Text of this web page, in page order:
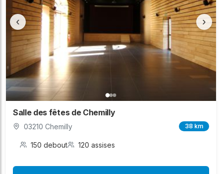
‹ ›
Salle des fêtes de Chemilly
03210 Chemilly 38 km
150 debout 120 assises